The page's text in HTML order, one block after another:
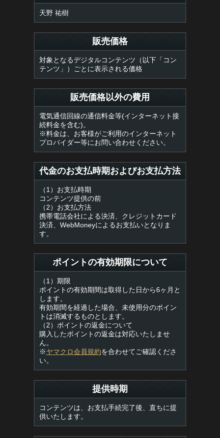
天野 祐樹
販売価格
対象となるデジタルコンテンツ（以下「コン
テンツ」）ごとに表示される価格
販売価格以外の費用
電気通信回線の通信料金等(インターネット接
続料金を含む)。
※料金は、お客様がご利用のインターネット
プロバイダー等にお問い合わせください。
代金のお支払時期およびお支払方法
（1）お支払時期
コンテンツ提供の前
（2）お支払方法
携帯電話会社による決済、クレジットカード
決済、WebMoneyによるお支払いとなりま
す。
ポイントの有効期限について
（1）期限
ポイントの有効期間は取得した日から6ヶ月と
します。
有効期間を経過した場合、未使用分のポイン
トは消滅するものとします。
（2）ポイントの返金について
購入したポイントの返金は対応いたしませ
ん。
※ヤマクロ会員規約を合わせてご確認くださ
い。
提供時期
コンテンツは、お支払手続完了後、直ちに提
供いたします。